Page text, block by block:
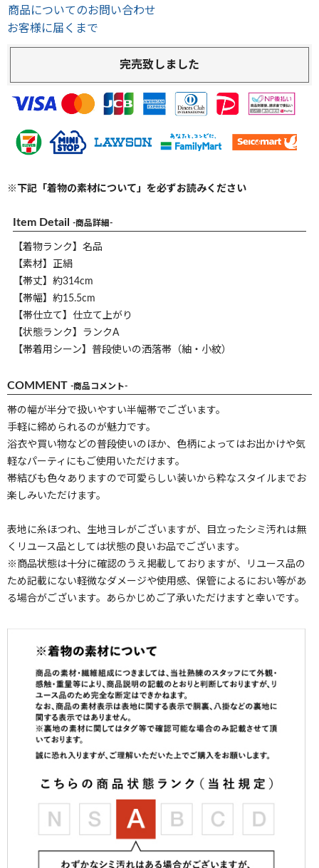
商品についてのお問い合わせ
お客様に届くまで
完売致しました
※下記「着物の素材について」を必ずお読みください
Item Detail -商品詳細-
【着物ランク】名品
【素材】正絹
【帯丈】約314cm
【帯幅】約15.5cm
【帯仕立て】仕立て上がり
【状態ランク】ランクA
【帯着用シーン】普段使いの洒落帯（紬・小紋）
COMMENT -商品コメント-
帯の幅が半分で扱いやすい半幅帯でございます。
手軽に締められるのが魅力です。
浴衣や買い物などの普段使いのほか、色柄によってはお出かけや気
軽なパーティにもご使用いただけます。
帯結びも色々ありますので可愛らしい装いから粋なスタイルまでお
楽しみいただけます。
表地に糸ほつれ、生地ヨレがございますが、目立ったシミ汚れは無
くリユース品としては状態の良いお品でございます。
※商品状態は十分に確認のうえ掲載しておりますが、リユース品の
ため記載にない軽微なダメージや使用感、保管によるにおい等があ
る場合がございます。あらかじめご了承いただけますと幸いです。